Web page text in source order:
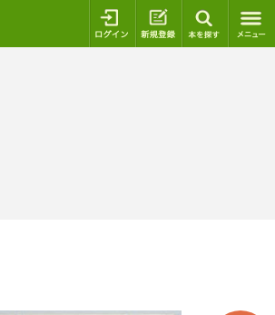
ログイン 新規登録